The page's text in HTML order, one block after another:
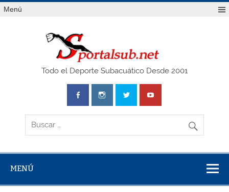
Saltar
alMenú
Todo el Deporte Subacuático Desde 2001
MENÚ